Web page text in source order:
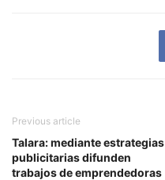
Previous article
Talara: mediante estrategias
publicitarias difunden
trabajos de emprendedoras